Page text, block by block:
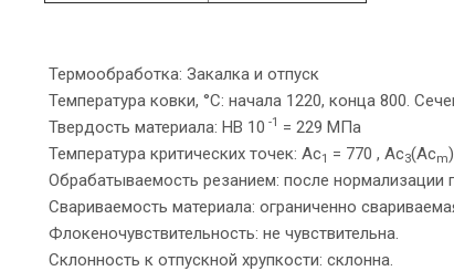
Термообработка: Закалка и отпуск
Температура ковки, °С: начала 1220, конца 800.
Твердость материала: HB 10 -1
= 229 МПа
Температура критических точек: Ac1 = 770 , Ac3(Acm
Обрабатываемость резанием: после нормализации
Свариваемость материала: ограниченно
Флокеночувствительность: не чувствительна.
Склонность к отпускной хрупкости: склонна.